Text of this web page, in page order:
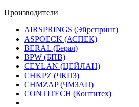
Производители
AIRSPRINGS (Эйрспринг)
ASPOECK (АСПЕК)
BERAL (Берал)
BPW (БПВ)
CEYLAN (ЦЕЙЛАН)
CHKPZ (ЧКПЗ)
CHMZAP (ЧМЗАП)
CONTITECH (Контитех)